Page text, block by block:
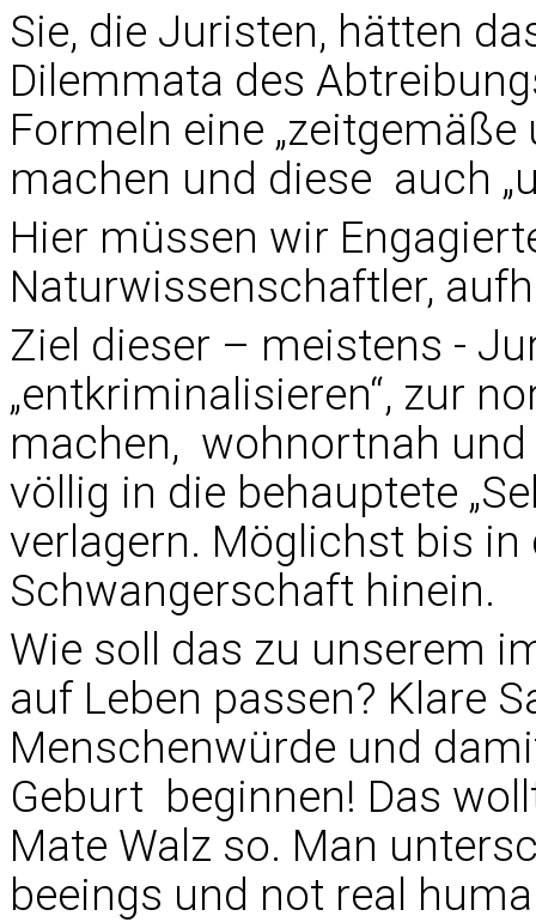
Sie, die Juristen, hätten
Dilemmata des
Formeln eine
machen und diese auch
Hier müssen wir
Naturwissenschaftler,
Ziel dieser – meistens -
„entkriminalisieren“, zur
machen, wohnortnah
völlig in die behauptete
verlagern. Möglichst bis
Schwangerschaft hinein.
Wie soll das zu unserem
auf Leben passen? Klare
Menschenwürde und
Geburt beginnen! Das
Mate Walz so. Man
beeings und not real